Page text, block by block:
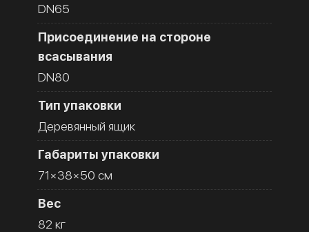
DN65
Присоединение на стороне
всасывания
DN80
Тип упаковки
Деревянный ящик
Габариты упаковки
71×38×50 см
Вес
82 кг